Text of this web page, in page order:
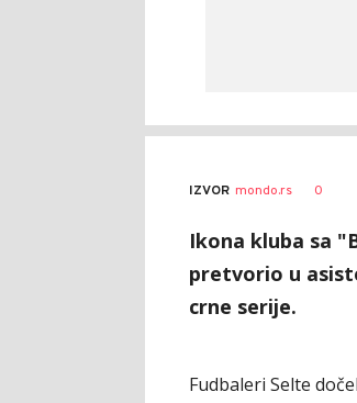
IZVOR mondo.rs 0
Ikona kluba sa
pretvorio u
crne serije.
Fudbaleri Selte